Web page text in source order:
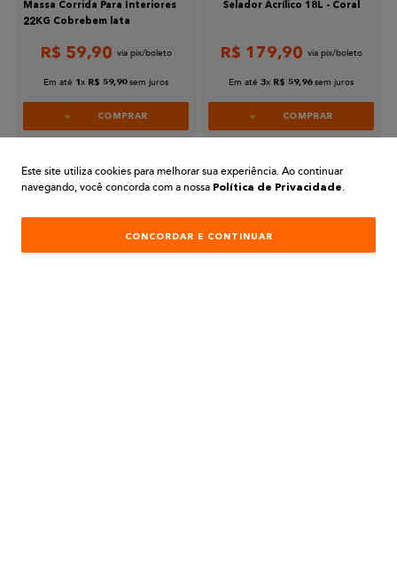
Enviar avaliação
Massa Corrida Para Interiores
22KG Cobrebem lata
R$ 59,90
Em até 1 x R$ 59,90 sem juros
COMPRAR
Selador Acrílico 18L - Coral
R$ 179,90
Em até 3x R$ 59,96 sem juros
COMPRAR
PREÇOS EXCLUSIVOSPARA COMPRAS REALIZADAS NO SITE
Este site utiliza cookies para melhorar sua experiência. Ao continuar
navegando, você concorda com a nossa Política de Privacidade.
CONCORDAR E CONTINUAR